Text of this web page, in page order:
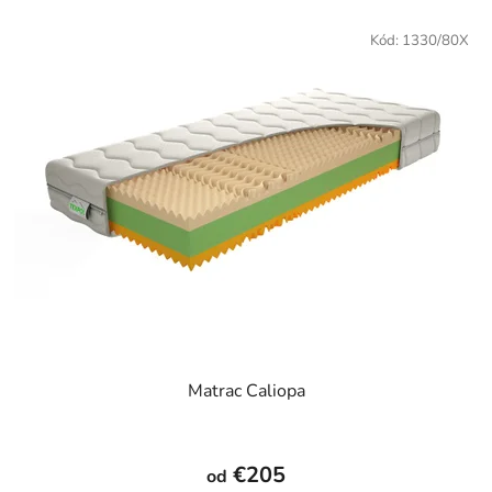
Matrac Caliopa
hodnotenie
od €205
Kód: 1330/80X